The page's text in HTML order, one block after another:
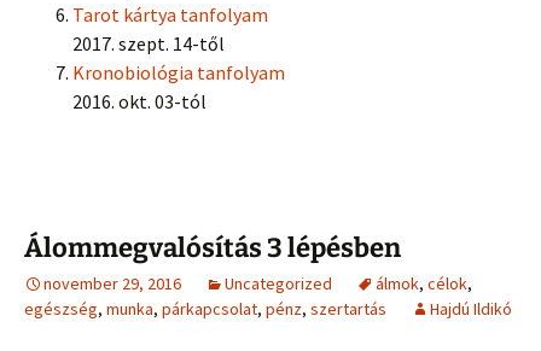
Tarot kártya tanfolyam
2017. szept. 14-től
Kronobiológia tanfolyam
2016. okt. 03-tól
Álommegvalósítás 3 lépésben
november 29, 2016 Uncategorized álmok, célok,
egészség, munka, párkapcsolat, pénz, szertartás Hajdú Ildikó